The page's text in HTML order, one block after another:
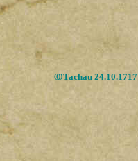
ОО Tachau 24.10.1717